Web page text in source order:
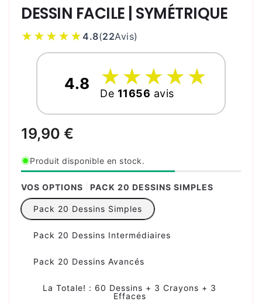
DESSIN FACILE | SYMÉTRIQUE
★★★★★4.8(22Avis)
4.8 ☆
★☆
★☆
★☆
★☆
★
De 11656 avis
Prix
19,90 €
Produit disponible en stock.
VOS OPTIONS PACK 20 DESSINS SIMPLES
Pack 20 Dessins Simples
Pack 20 Dessins Intermédiaires
Pack 20 Dessins Avancés
La Totale! : 60 Dessins + 3 Crayons + 3
Effaces